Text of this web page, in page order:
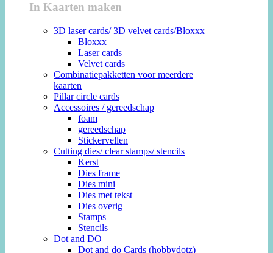
In Kaarten maken
3D laser cards/ 3D velvet cards/Bloxxx
Bloxxx
Laser cards
Velvet cards
Combinatiepakketten voor meerdere
kaarten
Pillar circle cards
Accessoires / gereedschap
foam
gereedschap
Stickervellen
Cutting dies/ clear stamps/ stencils
Kerst
Dies frame
Dies mini
Dies met tekst
Dies overig
Stamps
Stencils
Dot and DO
Dot and do Cards (hobbydotz)